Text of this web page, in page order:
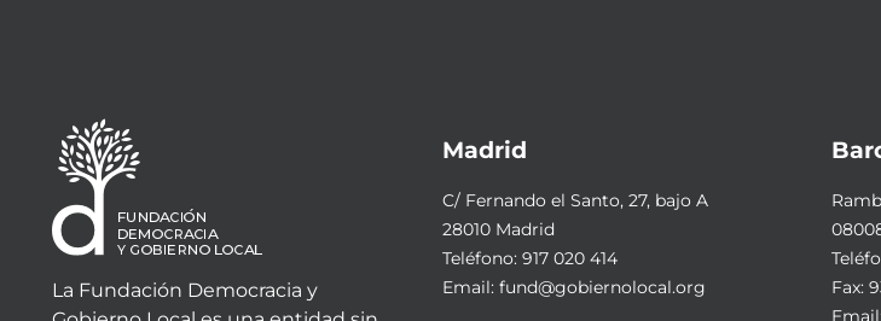
La Fundación Democracia y
Madrid
C/ Fernando el Santo, 27, bajo A
28010 Madrid
Teléfono: 917 020 414
Email: fund@gobiernolocal.org
Fax:
Email: